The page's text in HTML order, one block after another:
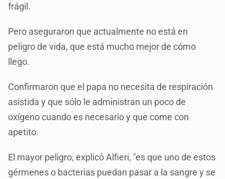
frágil.
Pero aseguraron que actualmente no está en
peligro de vida, que está mucho mejor de cómo
llego.
Confirmaron que el papa no necesita de respiración
asistida y que sólo le administran un poco de
oxígeno cuando es necesario y que come con
apetito.
El mayor peligro, explicó Alfieri, "es que uno de estos
gérmenes o bacterias puedan pasar a la sangre y se